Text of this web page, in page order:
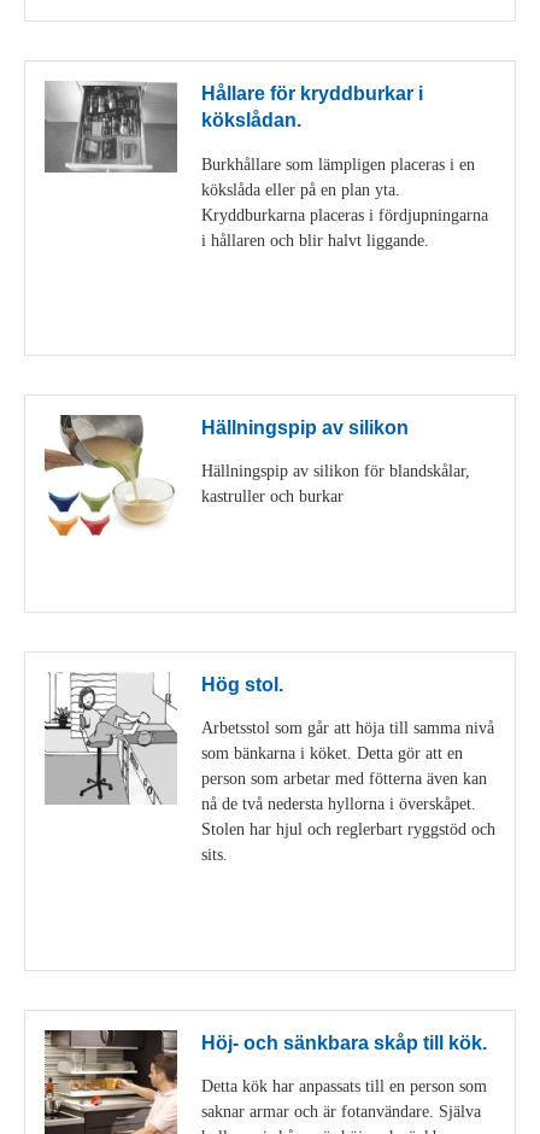
Hållare för kryddburkar i
kökslådan.
Burkhållare som lämpligen placeras i en
kökslåda eller på en plan yta.
Kryddburkarna placeras i fördjupningarna
i hållaren och blir halvt liggande.
Hällningspip av silikon
Hällningspip av silikon för blandskålar,
kastruller och burkar
Hög stol.
Arbetsstol som går att höja till samma nivå
som bänkarna i köket. Detta gör att en
person som arbetar med fötterna även kan
nå de två nedersta hyllorna i överskåpet.
Stolen har hjul och reglerbart ryggstöd och
sits.
Höj- och sänkbara skåp till kök.
Detta kök har anpassats till en person som
saknar armar och är fotanvändare. Själva